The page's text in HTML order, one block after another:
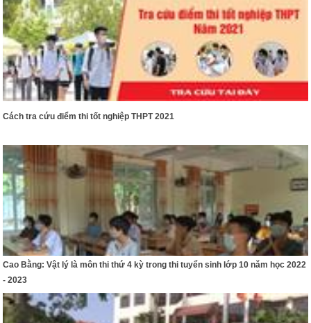
Cách tra cứu điểm thi tốt nghiệp THPT 2021
Cao Bằng: Vật lý là môn thi thứ 4 kỳ trong thi tuyển sinh lớp 10 năm học 2022
- 2023